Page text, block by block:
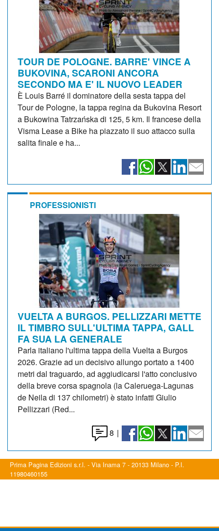
TOUR DE POLOGNE. BARRE' VINCE A
BUKOVINA, SCARONI ANCORA
SECONDO MA E' IL NUOVO LEADER
È Louis Barré il dominatore della sesta tappa del
Tour de Pologne, la tappa regina da Bukovina Resort
a Bukowina Tatrzańska di 125, 5 km. Il francese della
Visma Lease a Bike ha piazzato il suo attacco sulla
salita finale e ha...
PROFESSIONISTI
VUELTA A BURGOS. PELLIZZARI METTE
IL TIMBRO SULL'ULTIMA TAPPA, GALL
FA SUA LA GENERALE
Parla italiano l'ultima tappa della Vuelta a Burgos
2026. Grazie ad un decisivo allungo portato a 1400
metri dal traguardo, ad aggiudicarsi l'atto conclusivo
della breve corsa spagnola (la Caleruega-Lagunas
de Neila di 137 chilometri) è stato infatti Giulio
Pellizzari (Red...
8 |
Prima Pagina Edizioni s.r.l. - Via Inama 7 - 20133 Milano - P.I.
11980460155